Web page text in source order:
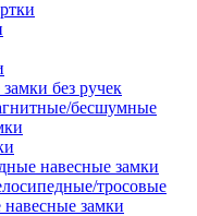
без ручек
бесшумные
навесные замки
тросовые
замки